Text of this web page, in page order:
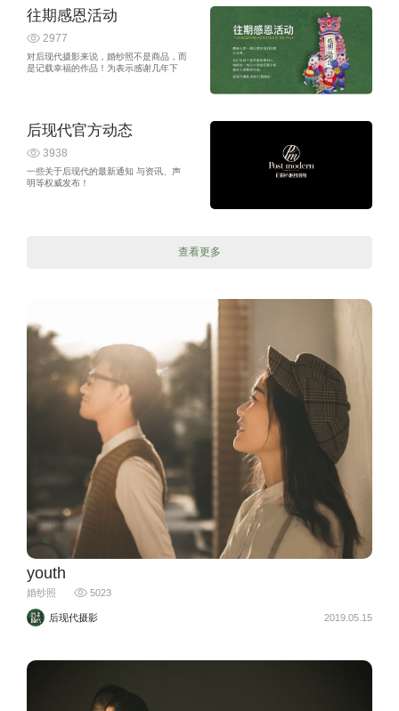
往期感恩活动
2977
对后现代摄影来说，婚纱照不是商品，而
是记载幸福的作品！为表示感谢几年下
后现代官方动态
3938
一些关于后现代的最新通知 与资讯、声
明等权威发布！
查看更多
youth
婚纱照 5023
后现代摄影 2019.05.15